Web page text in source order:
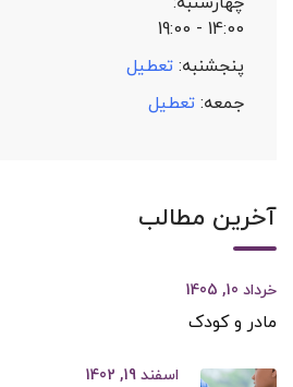
14:00 - 19:00
پنجشنبه: تعطیل
جمعه: تعطیل
آخرین مطالب
خرداد 10, 1405
مادر و کودک
اسفند 19, 1402